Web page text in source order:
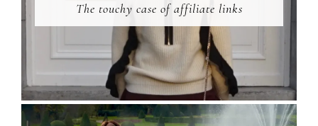
The touchy case of affiliate links